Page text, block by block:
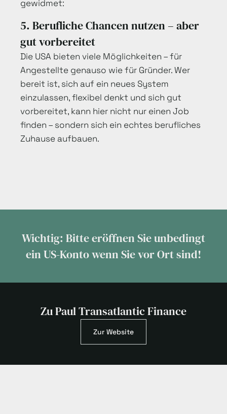
gewidmet:
5. Berufliche Chancen nutzen – aber
gut vorbereitet
Die USA bieten viele Möglichkeiten – für
Angestellte genauso wie für Gründer. Wer
bereit ist, sich auf ein neues System
einzulassen, flexibel denkt und sich gut
vorbereitet, kann hier nicht nur einen Job
finden – sondern sich ein echtes berufliches
Zuhause aufbauen.
Wichtig: Bitte eröffnen Sie unbedingt
ein US-Konto wenn Sie vor Ort sind!
Zu Paul Transatlantic Finance
Zur Website